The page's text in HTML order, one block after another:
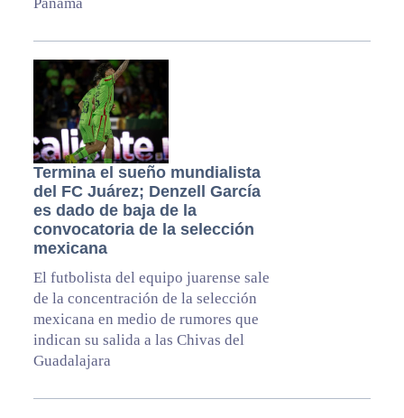
Termina el sueño mundialista
del FC Juárez; Denzell García
es dado de baja de la
convocatoria de la selección
mexicana
El futbolista del equipo juarense sale
de la concentración de la selección
mexicana en medio de rumores que
indican su salida a las Chivas del
Guadalajara